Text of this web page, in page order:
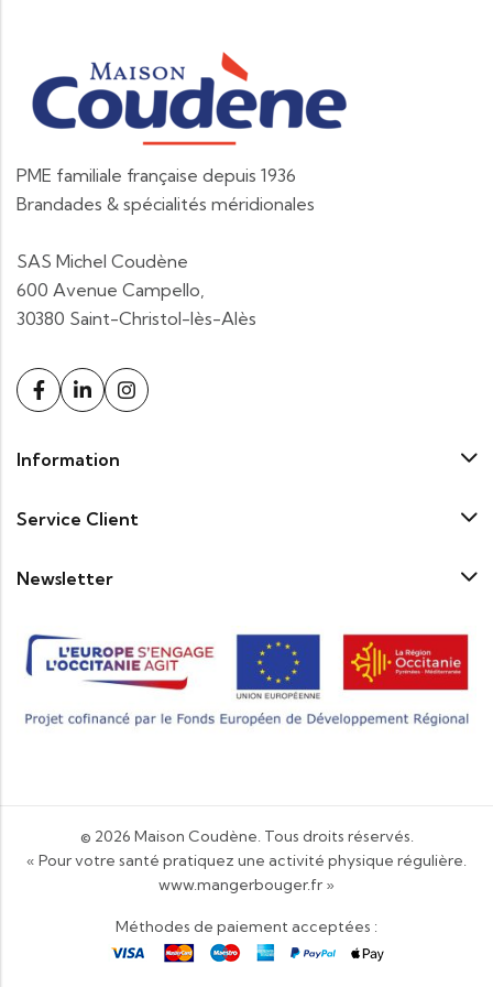
PME familiale française depuis 1936
Brandades & spécialités méridionales
SAS Michel Coudène
600 Avenue Campello,
30380 Saint-Christol-lès-Alès
Information
Service Client
Newsletter
© 2026 Maison Coudène. Tous droits réservés.
« Pour votre santé pratiquez une activité physique régulière.
www.mangerbouger.fr »
Méthodes de paiement acceptées :